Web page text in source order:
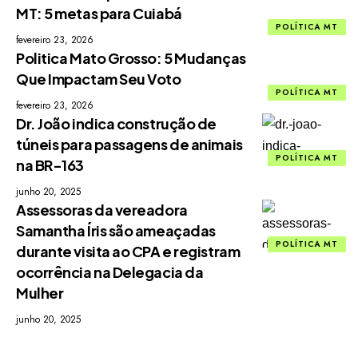
POLÍTICA MT
MT: 5 metas para Cuiabá
fevereiro 23, 2026
POLÍTICA MT
Politica Mato Grosso: 5 Mudanças
Que Impactam Seu Voto
fevereiro 23, 2026
POLÍTICA MT
Dr. João indica construção de
túneis para passagens de animais
na BR-163
junho 20, 2025
POLÍTICA MT
Assessoras da vereadora
Samantha Íris são ameaçadas
durante visita ao CPA e registram
ocorrência na Delegacia da
Mulher
junho 20, 2025